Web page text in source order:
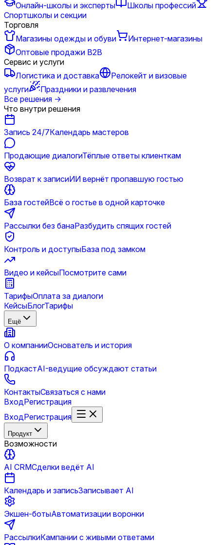
Онлайн-школы и эксперты
Школы профессий
Спортшколы и секции
Торговля
Магазины одежды и обуви
Интернет-магазины
Оптовые продажи B2B
Сервис и услуги
Логистика и доставка
Релокейт и визовые
услуги
Праздники и развлечения
Все решения →
Что внутри решения
Запись 24/7Календарь мастеров
Продающие диалогиТёплые ответы клиенткам
Возврат к записиИИ вернёт пропавшую гостью
База гостейВсё о гостье в одной карточке
Рассылки без банаРазбудить спящих гостей
Контроль и доступыБаза под замком
Видео и кейсыПосмотрите сами
ТарифыОплата за диалоги
КейсыБлогТарифы
Ещё
О компанииОснователь и история
ПодкастAI-ведущие обсуждают статьи
КонтактыСвязаться с нами
ВходРегистрация
ВходРегистрация
Продукт
Возможности
AI CRMСделки ведёт AI
Календарь и записьЗаписывает AI
Экшен-ботыАвтоматизации воронки
РассылкиКампании с живыми ответами